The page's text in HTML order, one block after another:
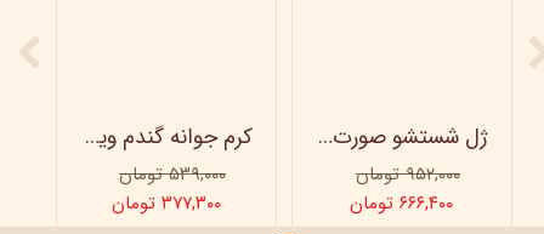
کرم جوانه گندم ویتابلا - تیوپی 60 میلی‌ لیتر
۵۳۹,۰۰۰ تومان
۳۷۷,۳۰۰ تومان
ژل شستشو صورت ویتابلا - 300 میلی لیتر
۹۵۲,۰۰۰ تومان
۶۶۶,۴۰۰ تومان